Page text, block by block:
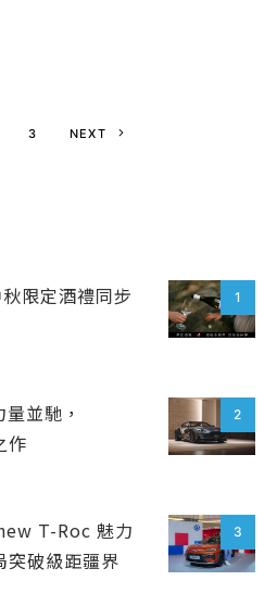
文章導覽
3 NEXT
1
限定酒禮同步
2
並馳，
作
3
T-Roc 魅力
突破級距疆界